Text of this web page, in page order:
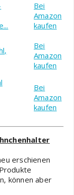
Bei
Amazon
kaufen
Bei
Amazon
kaufen
Bei
Amazon
kaufen
erschienen
können aber